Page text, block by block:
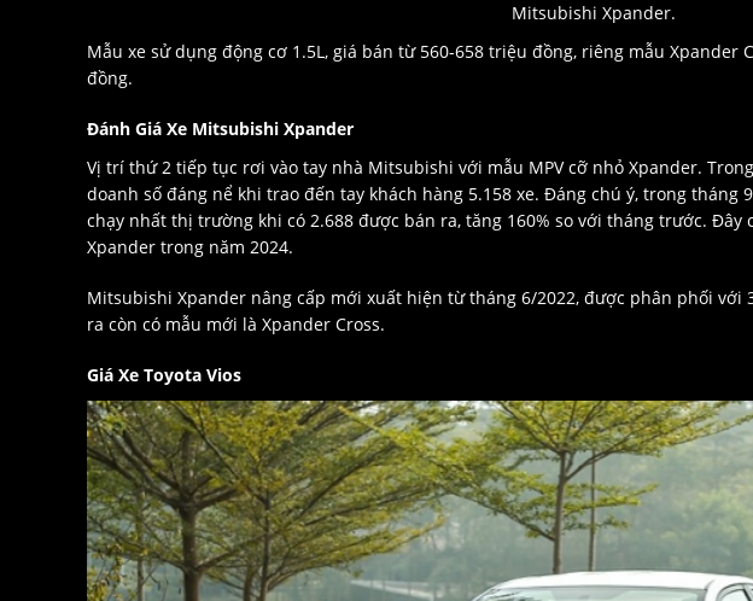
Mitsubishi Xpander.
Mẫu xe sử dụng động cơ 1.5L, giá bán từ 560-658 triệu đồng, riêng mẫu Xpander
đồng.
Đánh Giá Xe Mitsubishi Xpander
Vị trí thứ 2 tiếp tục rơi vào tay nhà Mitsubishi với mẫu MPV cỡ nhỏ Xpander.
doanh số đáng nể khi trao đến tay khách hàng 5.158 xe. Đáng chú ý, trong tháng
chạy nhất thị trường khi có 2.688 được bán ra, tăng 160% so với tháng trước. Đây
Xpander trong năm 2024.
Mitsubishi Xpander nâng cấp mới xuất hiện từ tháng 6/2022, được phân phối với
ra còn có mẫu mới là Xpander Cross.
Giá Xe Toyota Vios